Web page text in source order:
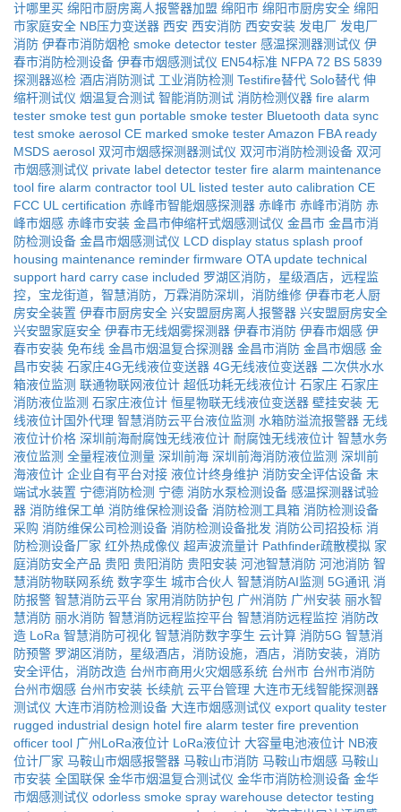
计哪里买 绵阳市厨房离人报警器加盟 绵阳市 绵阳市厨房安全 绵阳
市家庭安全 NB压力变送器 西安 西安消防 西安安装 发电厂 发电厂
消防 伊春市消防烟枪 smoke detector tester 感温探测器测试仪 伊
春市消防检测设备 伊春市烟感测试仪 EN54标准 NFPA 72 BS 5839
探测器巡检 酒店消防测试 工业消防检测 Testifire替代 Solo替代 伸
缩杆测试仪 烟温复合测试 智能消防测试 消防检测仪器 fire alarm
tester smoke test gun portable smoke tester Bluetooth data sync
test smoke aerosol CE marked smoke testerAmazon FBA ready
MSDS aerosol 双河市烟感探测器测试仪 双河市消防检测设备 双河
市烟感测试仪 private label detector tester fire alarm maintenance
tool fire alarm contractor tool UL listed tester auto calibration CE
FCC UL certification 赤峰市智能烟感探测器 赤峰市 赤峰市消防 赤
峰市烟感 赤峰市安装 金昌市伸缩杆式烟感测试仪 金昌市 金昌市消
防检测设备 金昌市烟感测试仪 LCD display status splash proof
housing maintenance reminder firmware OTA update technical
support hard carry case included 罗湖区消防，星级酒店，远程监
控，宝龙街道，智慧消防，万霖消防深圳，消防维修 伊春市老人厨
房安全装置 伊春市厨房安全 兴安盟厨房离人报警器 兴安盟厨房安全
兴安盟家庭安全 伊春市无线烟雾探测器 伊春市消防 伊春市烟感 伊
春市安装 免布线 金昌市烟温复合探测器 金昌市消防 金昌市烟感 金
昌市安装 石家庄4G无线液位变送器 4G无线液位变送器 二次供水水
箱液位监测 联通物联网液位计 超低功耗无线液位计 石家庄 石家庄
消防液位监测 石家庄液位计 恒星物联无线液位变送器 壁挂安装 无
线液位计国外代理 智慧消防云平台液位监测 水箱防溢流报警器 无线
液位计价格 深圳前海耐腐蚀无线液位计 耐腐蚀无线液位计 智慧水务
液位监测 全量程液位测量 深圳前海 深圳前海消防液位监测 深圳前
海液位计 企业自有平台对接 液位计终身维护 消防安全评估设备 末
端试水装置 宁德消防检测 宁德 消防水泵检测设备 感温探测器试验
器 消防维保工单 消防维保检测设备 消防检测工具箱 消防检测设备
采购 消防维保公司检测设备 消防检测设备批发 消防公司招投标 消
防检测设备厂家 红外热成像仪 超声波流量计 Pathfinder疏散模拟 家
庭消防安全产品 贵阳 贵阳消防 贵阳安装 河池智慧消防 河池消防 智
慧消防物联网系统 数字孪生 城市合伙人 智慧消防AI监测 5G通讯 消
防报警 智慧消防云平台 家用消防防护包 广州消防 广州安装 丽水智
慧消防 丽水消防 智慧消防远程监控平台 智慧消防远程监控 消防改
造 LoRa 智慧消防可视化 智慧消防数字孪生 云计算 消防5G 智慧消
防预警 罗湖区消防，星级酒店，消防设施，酒店，消防安装，消防
安全评估，消防改造 台州市商用火灾烟感系统 台州市 台州市消防
台州市烟感 台州市安装 长续航 云平台管理 大连市无线智能探测器
测试仪 大连市消防检测设备 大连市烟感测试仪 export quality tester
rugged industrial design hotel fire alarm tester fire prevention
officer tool 广州LoRa液位计 LoRa液位计 大容量电池液位计 NB液
位计厂家 马鞍山市烟感报警器 马鞍山市消防 马鞍山市烟感 马鞍山
市安装 全国联保 金华市烟温复合测试仪 金华市消防检测设备 金华
市烟感测试仪 odorless smoke spray warehouse detector testing